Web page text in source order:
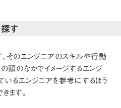
す
そのエンジニアのスキルや行動
頭のなかでイメージするエンジ
るエンジニアを参考にするほう
ます。